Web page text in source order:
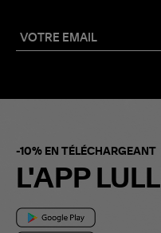
-10% EN TÉLÉCHARGEANT
L'APP LULLI